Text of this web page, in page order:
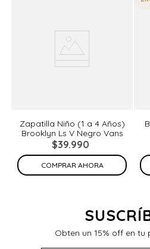
Zapatilla Niño (1 a 4 Años)
Brooklyn Ls V Negro Vans
$39.990
COMPRAR AHORA
Obten un 15% off en